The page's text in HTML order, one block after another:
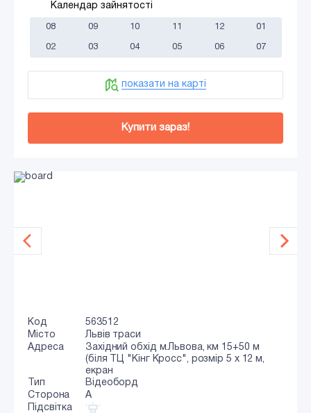
Календар зайнятості
08 09 10 11 12 01
02 03 04 05 06 07
показати на карті
Купити зараз!
Код
563512
Місто
Львів траси
Адреса
Західний обхід м.Львова, км 15+50 м
(біля ТЦ "Кінг Кросс", розмір 5 х 12 м,
екран
Тип
Відеоборд
Сторона
A
Підсвітка